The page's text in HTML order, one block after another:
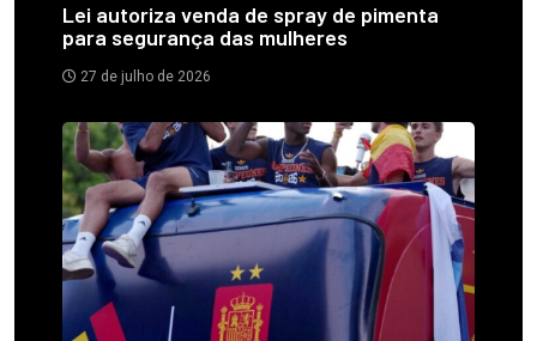
Lei autoriza venda de spray de pimenta
para segurança das mulheres
27 de julho de 2026